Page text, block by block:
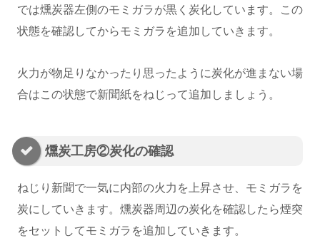
では燻炭器左側のモミガラが黒く炭化しています。この
状態を確認してからモミガラを追加していきます。
火力が物足りなかったり思ったように炭化が進まない場
合はこの状態で新聞紙をねじって追加しましょう。
燻炭工房②炭化の確認
ねじり新聞で一気に内部の火力を上昇させ、モミガラを
炭にしていきます。燻炭器周辺の炭化を確認したら煙突
をセットしてモミガラを追加していきます。